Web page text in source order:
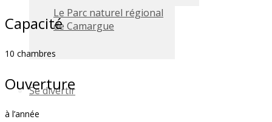
Le Parc naturel régional
de Camargue
Se divertir
Capacité
10 chambres
Ouverture
à l’année